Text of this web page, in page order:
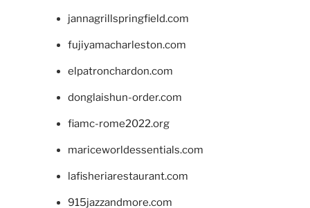
jannagrillspringfield.com
fujiyamacharleston.com
elpatronchardon.com
donglaishun-order.com
fiamc-rome2022.org
mariceworldessentials.com
lafisheriarestaurant.com
915jazzandmore.com